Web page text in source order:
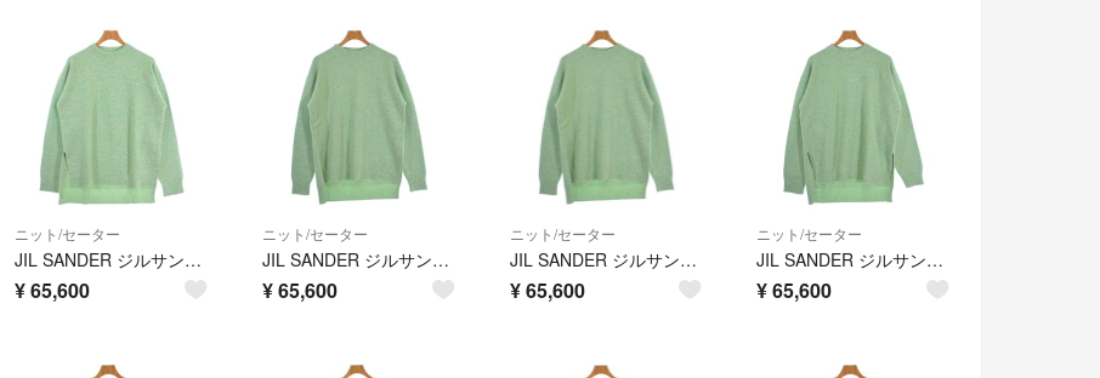
ニット/セーター
JIL SANDER ジルサンダー ニット・セーター M 緑 【古着】【中古】【送料無料】
¥65,600
ニット/セーター
JIL SANDER ジルサンダー ニット・セーター S 緑 【古着】【中古】【送料無料】
¥65,600
ニット/セーター
JIL SANDER ジルサンダー ニット・セーター S 緑 【古着】【中古】【送料無料】
¥65,600
ニット/セーター
JIL SANDER ジルサンダー ニット・セーター L 緑 【古着】【中古】【送料無料】
¥65,600